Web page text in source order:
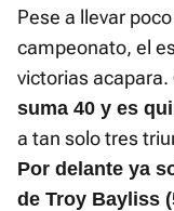
Pese a llevar
campeonato, el
victorias acapara.
suma 40 y es
a tan solo tres
Por delante ya
de Troy Bayliss